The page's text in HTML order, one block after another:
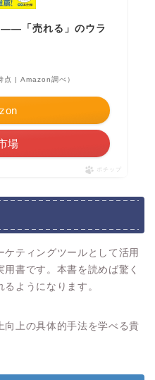
――「売れる」のウラ
| Amazon調べ）
場
ポチップ
ティングツールとして活用
書です。本書を読めば驚く
ようになります。
向上の具体的手法を学べる貴